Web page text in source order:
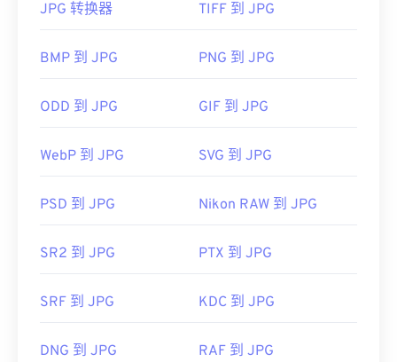
几乎所有图像查看器程序和应用程序都能识别并打开
像查看器、图像编辑器或网页浏览器中打开它。要选
开方式”。
Microsoft Photos 等 Microsoft应用程序以及Apple
JPEG 图像大小，请使用我们的图像调整器
首次发布：1992年9月18日
JPG 转换器 TIFF 到 JPG
BMP 到 JPG PNG 到 JPG
ODD 到 JPG GIF 到 JPG
WebP 到 JPG SVG 到 JPG
PSD 到 JPG Nikon RAW 到 JPG
SR2 到 JPG PTX 到 JPG
SRF 到 JPG KDC 到 JPG
DNG 到 JPG RAF 到 JPG